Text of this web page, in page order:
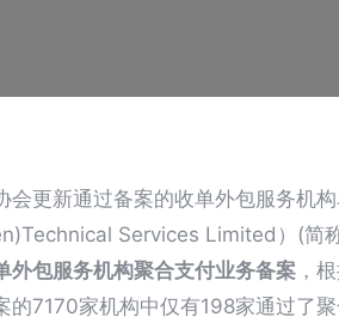
会更新通过备案的收单外包服务机
Services Limited）(简
外包服务机构聚合支付业务备案 ，
的7170家机构中仅有198家通过了聚